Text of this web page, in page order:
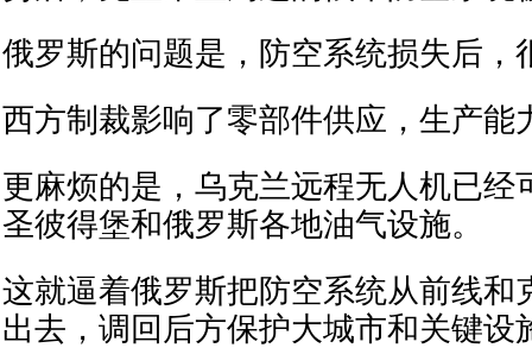
俄罗斯的问题是，防空系统损失后，
西方制裁影响了零部件供应，生产能
更麻烦的是，乌克兰远程无人机已经
圣彼得堡和俄罗斯各地油气设施。
这就逼着俄罗斯把防空系统从前线和
出去，调回后方保护大城市和关键设